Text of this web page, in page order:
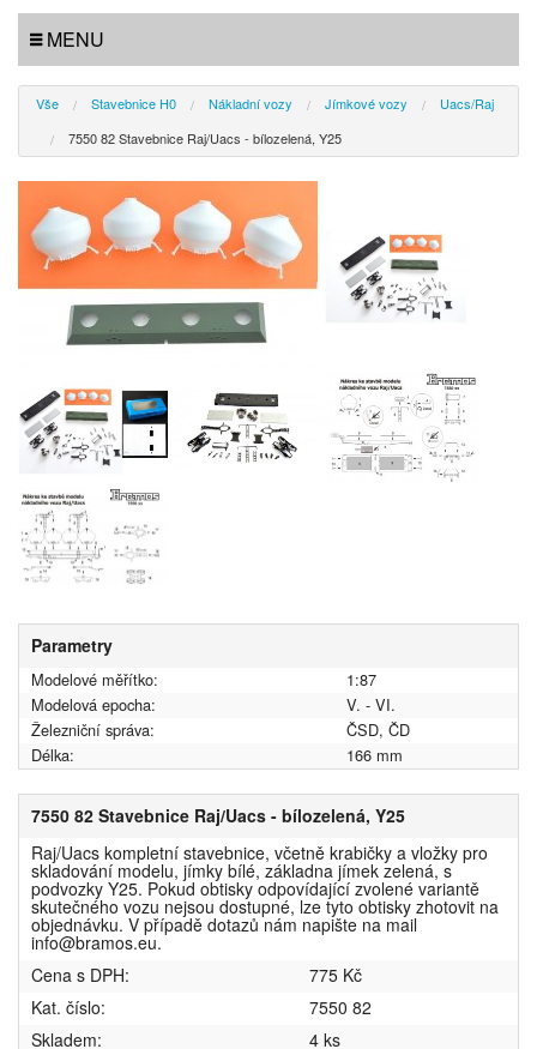
MENU
Vše Stavebnice H0 Nákladní vozy Jímkové vozy
Uacs/Raj
7550 82 Stavebnice Raj/Uacs - bílozelená, Y25
Parametry
Modelové měřítko:
1:87
Modelová epocha:
V. - VI.
Železniční správa:
ČSD, ČD
Délka:
166 mm
7550 82 Stavebnice Raj/Uacs - bílozelená, Y25
Raj/Uacs kompletní stavebnice, včetně krabičky a vložky pro
skladování modelu, jímky bílé, základna jímek zelená, s
podvozky Y25. Pokud obtisky odpovídající zvolené variantě
skutečného vozu nejsou dostupné, lze tyto obtisky zhotovit na
objednávku. V případě dotazů nám napište na mail
info@bramos.eu.
Cena s DPH:
775 Kč
Kat. číslo:
7550 82
Skladem:
4 ks